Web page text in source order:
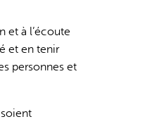
incorrectes, veuillez
et à l’écoute
et en tenir
personnes et